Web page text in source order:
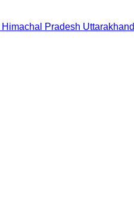
Himachal Pradesh Uttarakhand